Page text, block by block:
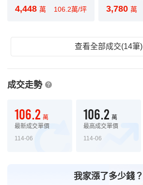
4,448 萬 106.2萬/坪 3,780 萬
查看全部成交(14筆)
成交走勢
106.2 萬
最新成交單價
114-06
106.2 萬
最高成交單價
114-06
我家漲了多少錢？